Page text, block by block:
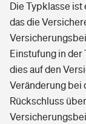
Die Typklasse ist
das die
Einstufung in
dies auf den
Veränderung bei
Rückschluss